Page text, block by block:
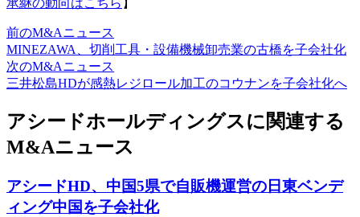
承継の動向はこちら 】
前のM&Aニュース
MINEZAWA、切削工具・設備機械卸売業の古橋を子会社化
次のM&Aニュース
三井松島HDが感熱レジロール加工のコウナンを子会社化へ
アシードホールディングスに関連する
M&Aニュース
アシードHD、中国5県で自販機運営の日東ベンデ
ィング中国を子会社化